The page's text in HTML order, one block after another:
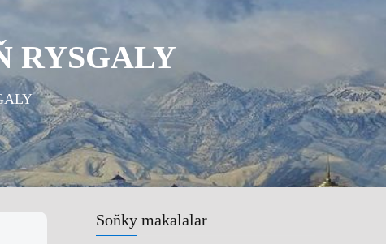
RYSGALY
Soňky makalalar